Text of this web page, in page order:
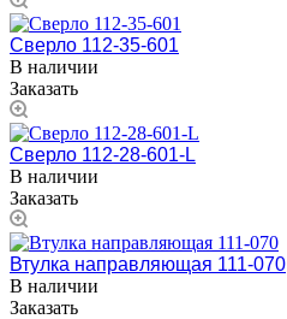
Сверло 112-35-601
В наличии
Заказать
Сверло 112-28-601-L
В наличии
Заказать
Втулка направляющая 111-070
В наличии
Заказать